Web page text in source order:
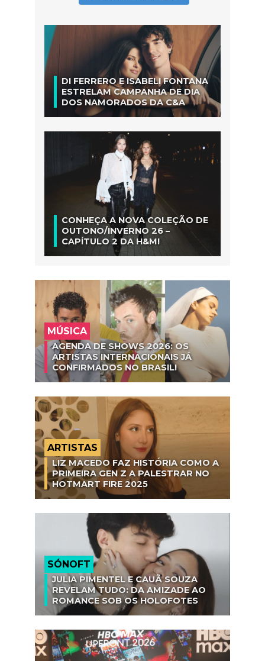
DI FERRERO E ISABELI FONTANA
ESTRELAM CAMPANHA DE DIA
DOS NAMORADOS DA C&A
CONHEÇA A NOVA COLEÇÃO DE
OUTONO/INVERNO 26 –
CAPÍTULO 2 DA H&M!
MÚSICA
AGENDA DE SHOWS 2026: OS
ARTISTAS INTERNACIONAIS JÁ
CONFIRMADOS NO BRASIL!
ARTISTAS
LIZ MACEDO FAZ HISTÓRIA COMO A
PRIMEIRA GEN Z A PALESTRAR NO
HOTMART FIRE 2025
SÓNOFT
JULIA PIMENTEL E CAUÃ SOUZA
REVELAM TUDO: DA AMIZADE AO
ROMANCE SOB OS HOLOFOTES